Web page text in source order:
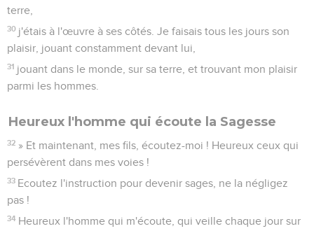
terre,
30 j'étais à l'œuvre à ses côtés. Je faisais tous les jours son
plaisir, jouant constamment devant lui,
31 jouant dans le monde, sur sa terre, et trouvant mon plaisir
parmi les hommes.
Heureux l'homme qui écoute la Sagesse
32 » Et maintenant, mes fils, écoutez-moi ! Heureux ceux qui
persévèrent dans mes voies !
33 Ecoutez l'instruction pour devenir sages, ne la négligez
pas !
34 Heureux l'homme qui m'écoute, qui veille chaque jour sur